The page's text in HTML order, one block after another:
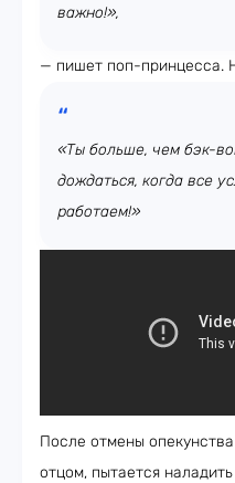
важно!»,
— пишет поп-принцесса.
«Ты больше, чем бэк-
дождаться, когда все
работаем!»
После отмены
отцом, пытается